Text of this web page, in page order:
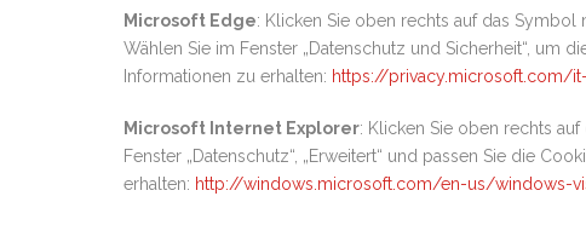
Microsoft Edge: Klicken Sie oben rechts auf das Symbol
Wählen Sie im Fenster „Datenschutz und Sicherheit“, um
Informationen zu erhalten: https://privacy.microsoft.com/
Microsoft Internet Explorer: Klicken Sie oben rechts
Fenster „Datenschutz“, „Erweitert“ und passen Sie die
erhalten: http://windows.microsoft.com/en-us/windows-